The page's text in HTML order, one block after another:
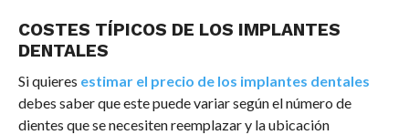
COSTES TÍPICOS DE LOS IMPLANTES
DENTALES
Si quieres estimar el precio de los implantes dentales
debes saber que este puede variar según el número de
dientes que se necesiten reemplazar y la ubicación